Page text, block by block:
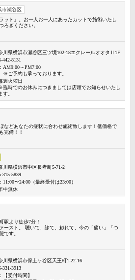
市瀬谷区
ット」。お一人お一人にあったカットで施術いたし
ろぎください。
川県横浜市瀬谷区三ツ境102-18エクレールオオタⅡ1F
442-8131
：AM9:00～PM7:00
※ご予約も承っております。
週火曜日
臨時でのお休みにつきましては店頭でお知らせいたし
す。
などあなたの症状に合わせ施術致します！低価格で
完備！！
川県横浜市中区長者町5-71-2
315-5839
：11:00〜24:00（最終受付は23:00）
中無休
駅より徒歩7分！
ースト。 聴いて、診て、触れて、今の「痛い」「つ
です。
川県横浜市保土ケ谷区天王町1-22-16
331-3913
：【受付時間】